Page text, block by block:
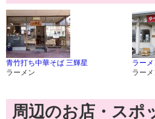
青竹打ち中華そば 三輝星
ラーメン
ラー
ラーメ
周辺のお店・スポ